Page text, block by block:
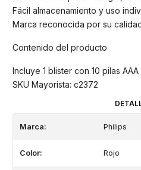
Fácil almacenamiento y uso
Marca reconocida por su
Contenido del producto
Incluye 1 blister con 10 pilas
SKU Mayorista: c2372
Marca: Philips
Color: Rojo